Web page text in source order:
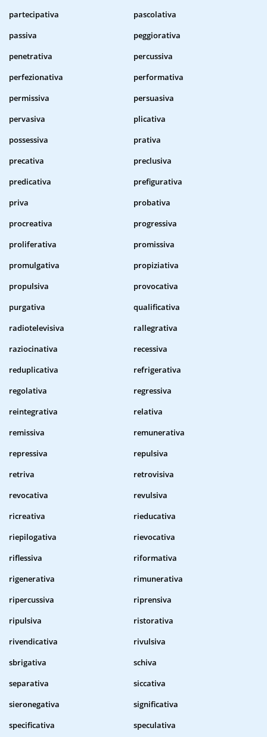
partecipativa
pascolativa
passiva
peggiorativa
penetrativa
percussiva
perfezionativa
performativa
permissiva
persuasiva
pervasiva
plicativa
possessiva
prativa
precativa
preclusiva
predicativa
prefigurativa
priva
probativa
procreativa
progressiva
proliferativa
promissiva
promulgativa
propiziativa
propulsiva
provocativa
purgativa
qualificativa
radiotelevisiva
rallegrativa
raziocinativa
recessiva
reduplicativa
refrigerativa
regolativa
regressiva
reintegrativa
relativa
remissiva
remunerativa
repressiva
repulsiva
retriva
retrovisiva
revocativa
revulsiva
ricreativa
rieducativa
riepilogativa
rievocativa
riflessiva
riformativa
rigenerativa
rimunerativa
ripercussiva
riprensiva
ripulsiva
ristorativa
rivendicativa
rivulsiva
sbrigativa
schiva
separativa
siccativa
sieronegativa
significativa
specificativa
speculativa